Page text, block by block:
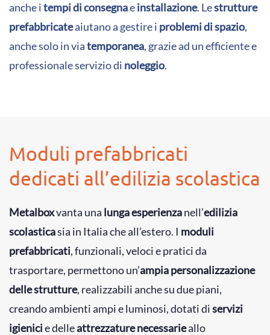
anche itempi di consegnaeinstallazione. Lestrutture
prefabbricateaiutano a gestire i problemi di spazio,
anche solo in viatemporanea, grazie ad un efficiente e
professionale servizio di noleggio.
Moduli prefabbricati
dedicati all’edilizia scolastica
Metalboxvanta una lunga esperienzanell’edilizia
scolasticasia in Italia che all’estero. I moduli
prefabbricati, funzionali, veloci e pratici da
trasportare, permettono un’ampia personalizzazione
delle strutture, realizzabili anche su due piani,
creando ambienti ampi e luminosi, dotati diservizi
igienicie delleattrezzaturenecessarieallo